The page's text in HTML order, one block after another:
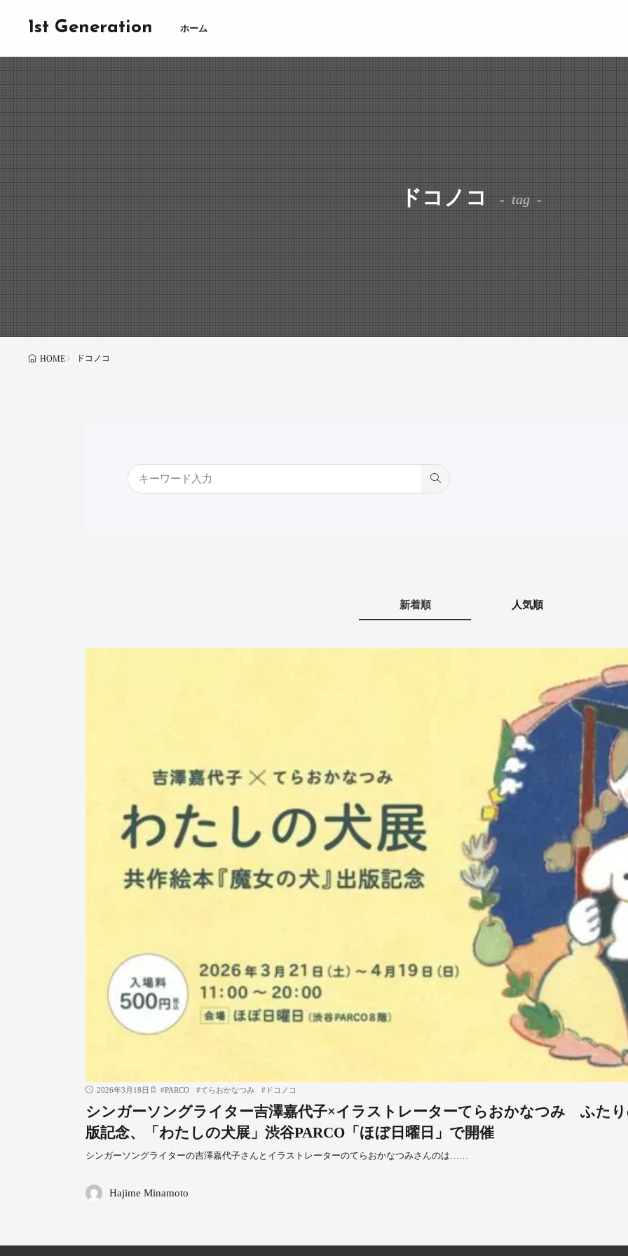
1st Generation ホーム
ドコノコ tag
HOME ドコノコ
新着順 人気順
2026年3月18日 #PARCO #てらおかなつみ # ドコノコ
シンガーソングライター吉澤嘉代子×イラストレーターてらおかなつみ ふた
版記念、「わたしの犬展」渋谷PARCO「ほぼ日曜日」で開催
シンガーソングライターの吉澤嘉代子さんとイラストレーターのてらおかなつみさんのは……
Hajime Minamoto